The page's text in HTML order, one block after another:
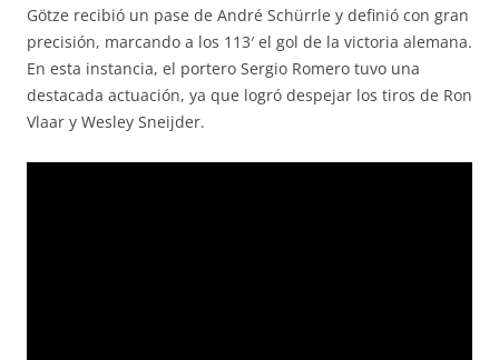
Götze recibió un pase de André Schürrle y definió con gran
precisión, marcando a los 113′ el gol de la victoria alemana.
En esta instancia, el portero Sergio Romero tuvo una
destacada actuación, ya que logró despejar los tiros de Ron
Vlaar y Wesley Sneijder.